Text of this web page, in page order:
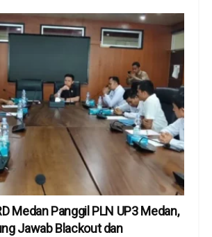
Medan Panggil PLN UP3 Medan,
Jawab Blackout dan